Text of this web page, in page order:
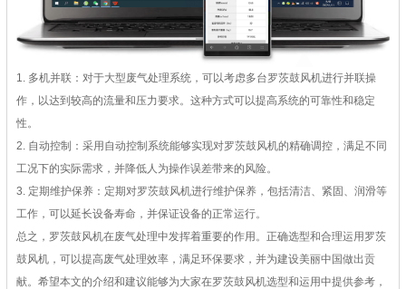
1. 多机并联：对于大型废气处理系统，可以考虑多台罗茨鼓风机进行并联操
作，以达到较高的流量和压力要求。这种方式可以提高系统的可靠性和稳定
性。
2. 自动控制：采用自动控制系统能够实现对罗茨鼓风机的精确调控，满足不同
工况下的实际需求，并降低人为操作误差带来的风险。
3. 定期维护保养：定期对罗茨鼓风机进行维护保养，包括清洁、紧固、润滑等
工作，可以延长设备寿命，并保证设备的正常运行。
总之，罗茨鼓风机在废气处理中发挥着重要的作用。正确选型和合理运用罗茨
鼓风机，可以提高废气处理效率，满足环保要求，并为建设美丽中国做出贡
献。希望本文的介绍和建议能够为大家在罗茨鼓风机选型和运用中提供参考，